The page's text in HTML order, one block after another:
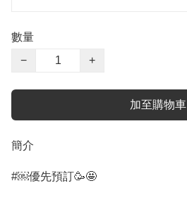
數量
−
+
加至購物車
簡介
#￼優先預訂🥳🤩